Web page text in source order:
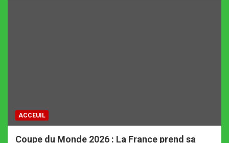
ACCEUIL
Coupe du Monde 2026 : La France prend sa